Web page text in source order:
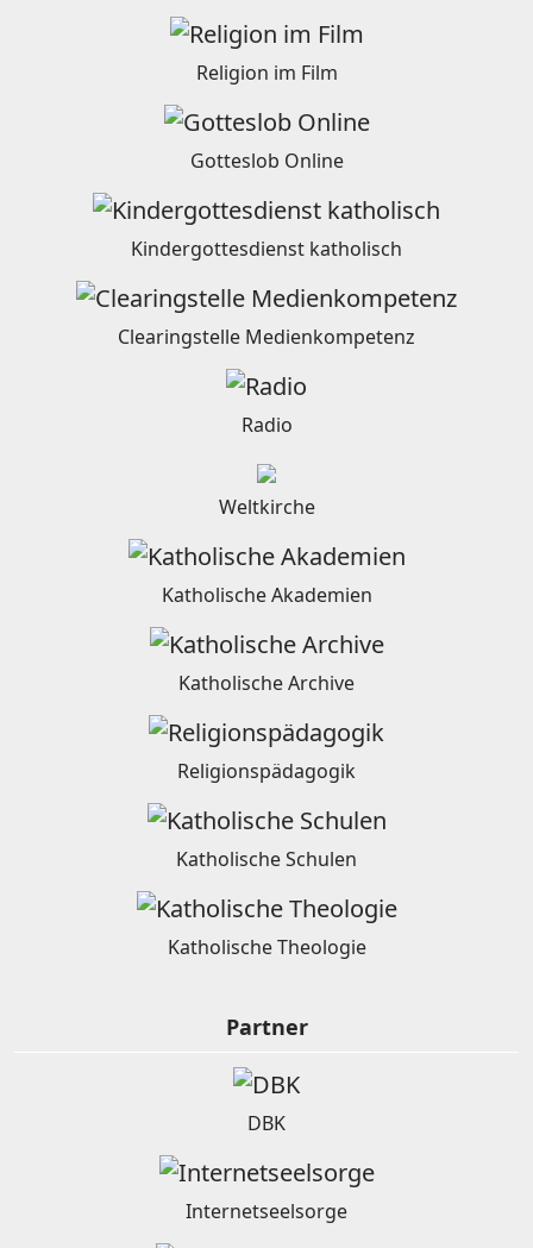
Religion im Film
Gotteslob Online
Kindergottesdienst katholisch
Clearingstelle Medienkompetenz
Radio
Weltkirche
Katholische Akademien
Katholische Archive
Religionspädagogik
Katholische Schulen
Katholische Theologie
Partner
DBK
Internetseelsorge